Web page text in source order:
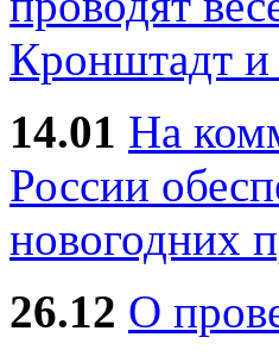
Кронштадт и
14.01 На
России
новогодних
26.12 О